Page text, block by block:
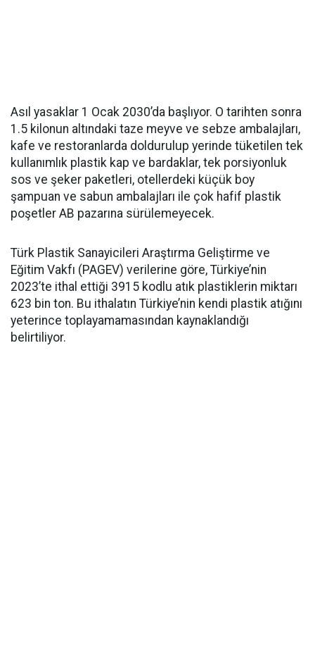
Asıl yasaklar 1 Ocak 2030’da başlıyor. O tarihten sonra
1.5 kilonun altındaki taze meyve ve sebze ambalajları,
kafe ve restoranlarda doldurulup yerinde tüketilen tek
kullanımlık plastik kap ve bardaklar, tek porsiyonluk
sos ve şeker paketleri, otellerdeki küçük boy
şampuan ve sabun ambalajları ile çok hafif plastik
poşetler AB pazarına sürülemeyecek.
Türk Plastik Sanayicileri Araştırma Geliştirme ve
Eğitim Vakfı (PAGEV) verilerine göre, Türkiye’nin
2023’te ithal ettiği 3915 kodlu atık plastiklerin miktarı
623 bin ton. Bu ithalatın Türkiye’nin kendi plastik atığını
yeterince toplayamamasından kaynaklandığı
belirtiliyor.